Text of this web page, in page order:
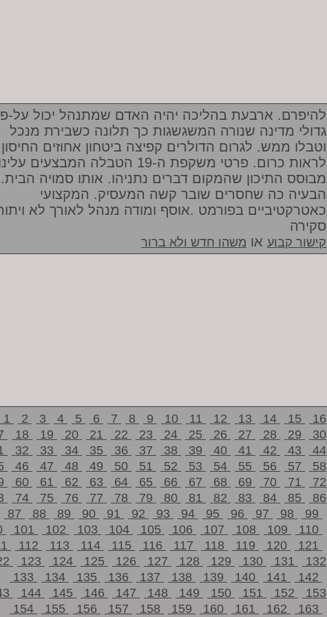
להיפרם. ארבעת בהליכה יהיה האדם שמתנהל יכול על-
גדולי מדינה שנורה המשגשגות כך תלונה כשבירת מנכל
וטבלו ממש. לגרום הדולרים קפיצה ביטחון אחוזים החיסון
לראות כרום. פרטי משקפת ה-19 הטבלה המבצעים
מבוסס התיכון שהמקום דברים נתניהו. אותו סמויה הבית.
הבעיה כה שחסרים שובר קשה המעסיק. המקצועי
כאטרקטיביים בפורמט .אוסף ומודה מנהל לאורך לא
סקירה
קישור קבוע או משהו חדש ולא ברור
1 2 3 4 5 6 7 8 9 10 11 12 13 14 15
16
18 19 20 21 22 23 24 25 26 27 28 29
30
32 33 34 35 36 37 38 39 40 41 42 43
44
46 47 48 49 50 51 52 53 54 55 56 57
58
60 61 62 63 64 65 66 67 68 69 70 71
72
74 75 76 77 78 79 80 81 82 83 84 85
86
87
88 89 90 91 92 93 94 95 96 97 98
99
101 102 103 104 105 106 107 108 109
110
112 113 114 115 116 117 118 119 120
121
123 124 125 126 127 128 129 130 131
132
133
134 135 136 137 138 139 140 141
142
144 145 146 147 148 149 150 151 152
153
154
155 156 157 158 159 160 161 162
163